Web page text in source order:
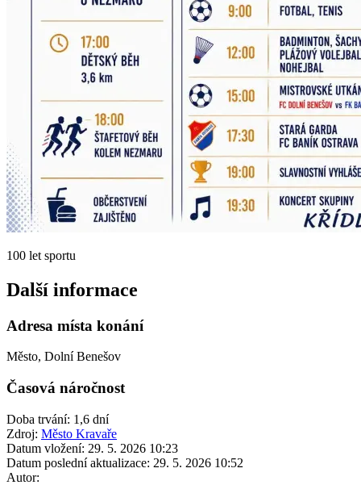
100 let sportu
Další informace
Adresa místa konání
Město, Dolní Benešov
Časová náročnost
Doba trvání: 1,6 dní
Zdroj: Město Kravaře
Datum vložení: 29. 5. 2026 10:23
Datum poslední aktualizace: 29. 5. 2026 10:52
Autor: